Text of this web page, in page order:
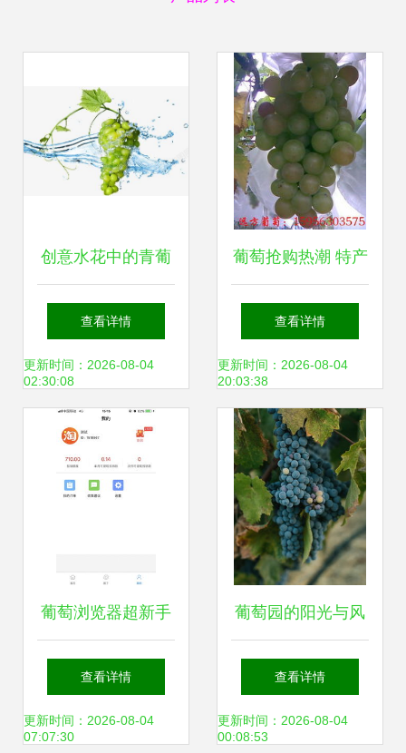
创意水花中的青葡
萄 一抹清凉的视觉
盛宴
查看详情
更新时间：2026-08-04
02:30:08
葡萄抢购热潮 特产
直销优选指南
查看详情
更新时间：2026-08-04
20:03:38
葡萄浏览器超新手
教程 iPhone版下载
与2018版本回顾
查看详情
更新时间：2026-08-04
07:07:30
葡萄园的阳光与风
味 一场帕索罗伯斯
的葡萄酒之旅
查看详情
更新时间：2026-08-04
00:08:53